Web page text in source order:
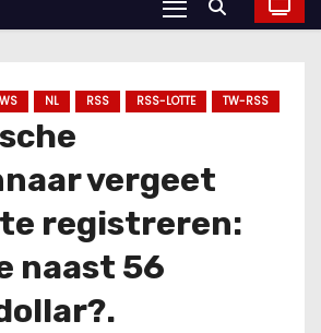
NL RSS RSS-LOTTE TW-RSS
vergeet
registreren:
naast 56